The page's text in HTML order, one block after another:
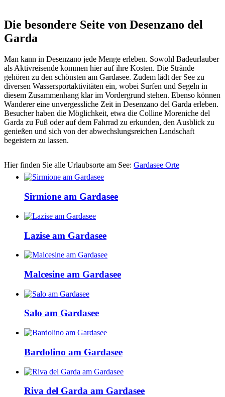
Die besondere Seite von Desenzano del
Garda
Man kann in Desenzano jede Menge erleben. Sowohl Badeurlauber
als Aktivreisende kommen hier auf ihre Kosten. Die Strände
gehören zu den schönsten am Gardasee. Zudem lädt der See zu
diversen Wassersportaktivitäten ein, wobei Surfen und Segeln in
diesem Zusammenhang klar im Vordergrund stehen. Ebenso können
Wanderer eine unvergessliche Zeit in Desenzano del Garda erleben.
Besucher haben die Möglichkeit, etwa die Colline Moreniche del
Garda zu Fuß oder auf dem Fahrrad zu erkunden, den Ausblick zu
genießen und sich von der abwechslungsreichen Landschaft
begeistern zu lassen.
Hier finden Sie alle Urlaubsorte am See: Gardasee Orte
Sirmione am Gardasee
Lazise am Gardasee
Malcesine am Gardasee
Salo am Gardasee
Bardolino am Gardasee
Riva del Garda am Gardasee